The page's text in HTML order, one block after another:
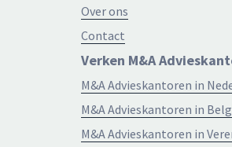
Over ons
Contact
Verken M&A
M&A Advieskantoren in
M&A Advieskantoren in
M&A Advieskantoren in